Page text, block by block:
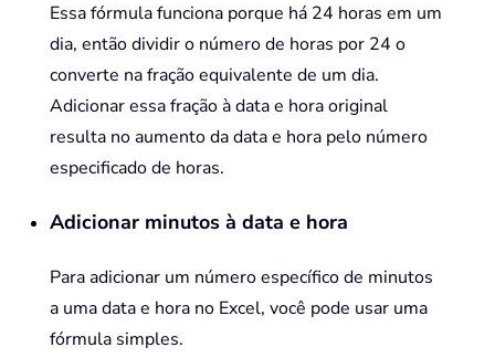
Essa fórmula funciona porque há 24 horas em um
dia, então dividir o número de horas por 24 o
converte na fração equivalente de um dia.
Adicionar essa fração à data e hora original
resulta no aumento da data e hora pelo número
especificado de horas.
Adicionar minutos à data e hora
Para adicionar um número específico de minutos
a uma data e hora no Excel, você pode usar uma
fórmula simples.